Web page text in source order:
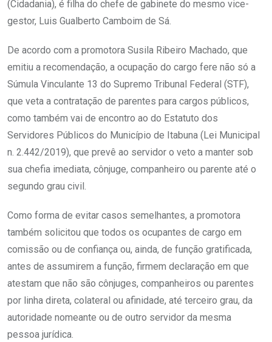
(Cidadania), é filha do chefe de gabinete do mesmo vice-
gestor, Luis Gualberto Camboim de Sá.
De acordo com a promotora Susila Ribeiro Machado, que
emitiu a recomendação, a ocupação do cargo fere não só a
Súmula Vinculante 13 do Supremo Tribunal Federal (STF),
que veta a contratação de parentes para cargos públicos,
como também vai de encontro ao do Estatuto dos
Servidores Públicos do Município de Itabuna (Lei Municipal
n. 2.442/2019), que prevê ao servidor o veto a manter sob
sua chefia imediata, cônjuge, companheiro ou parente até o
segundo grau civil.
Como forma de evitar casos semelhantes, a promotora
também solicitou que todos os ocupantes de cargo em
comissão ou de confiança ou, ainda, de função gratificada,
antes de assumirem a função, firmem declaração em que
atestam que não são cônjuges, companheiros ou parentes
por linha direta, colateral ou afinidade, até terceiro grau, da
autoridade nomeante ou de outro servidor da mesma
pessoa jurídica.